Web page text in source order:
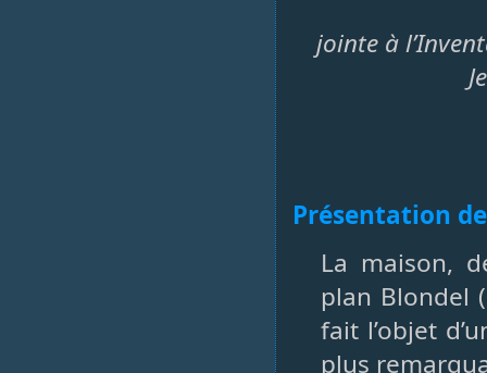
jointe à
Présentation
La maison,
plan Blondel
fait l’objet
plus